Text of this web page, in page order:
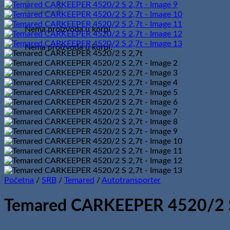
Nema proizvoda u korpi
Nema proizvoda u korpi.
Početna / SRB / Temared /Autotransporter
Temared CARKEEPER 4520/